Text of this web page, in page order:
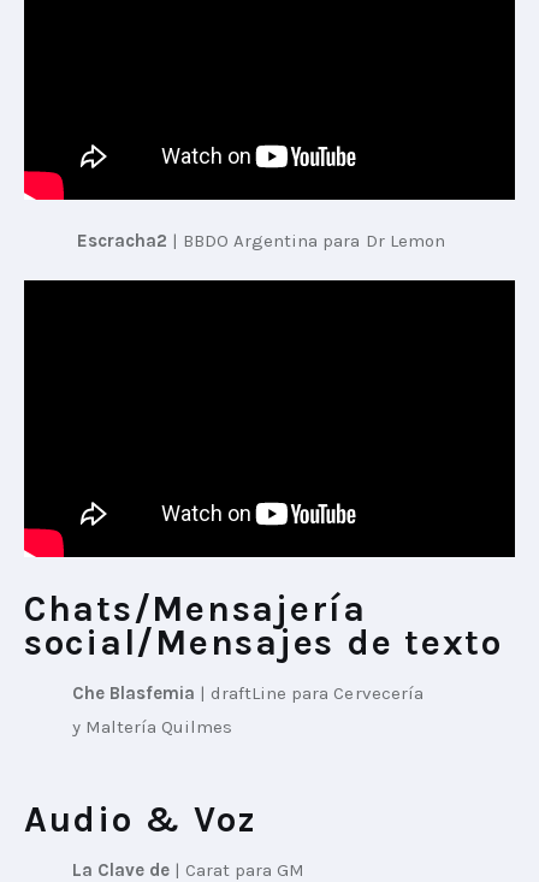
Escracha2 | BBDO Argentina para Dr Lemon
Chats/Mensajería
social/Mensajes de texto
Che Blasfemia | draftLine para Cervecería
y Maltería Quilmes
Audio & Voz
La Clave de | Carat para GM